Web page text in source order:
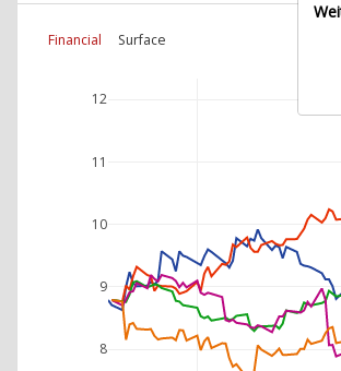
Financial Surface
8
9
10
11
12